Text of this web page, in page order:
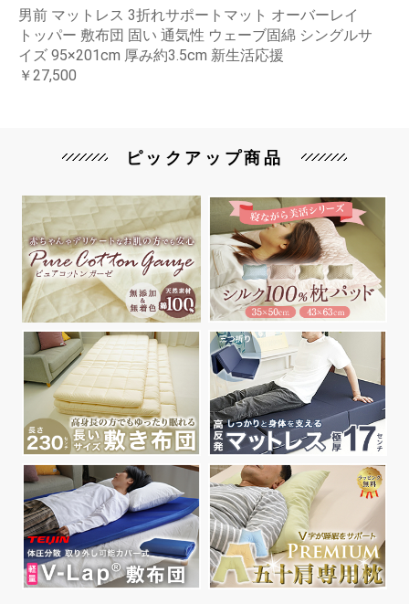
男前 マットレス 3折れサポートマット オーバーレイ
トッパー 敷布団 固い 通気性 ウェーブ固綿 シングルサ
イズ 95×201cm 厚み約3.5cm 新生活応援
￥27,500
ピックアップ商品